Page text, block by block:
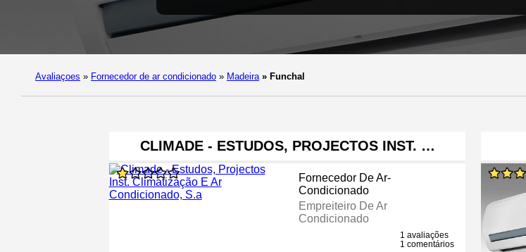
Avaliaçoes » Fornecedor de ar condicionado » Madeira » Funchal
CLIMADE - ESTUDOS, PROJECTOS INST. …
Fornecedor De Ar-
Condicionado
Empreiteiro De Ar
Condicionado
1 avaliações
1 comentários